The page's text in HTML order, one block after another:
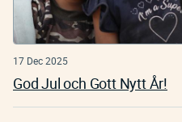
17 Dec 2025
God Jul och Gott Nytt År!